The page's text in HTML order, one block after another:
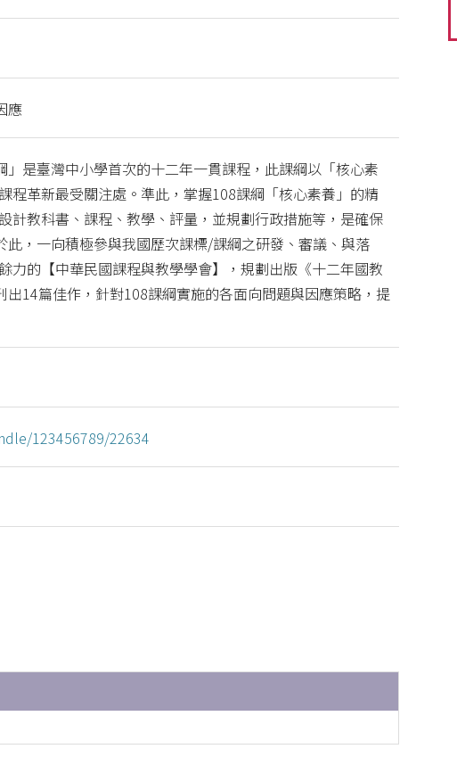
應
是臺灣中小學首次的十二年一貫課程，此課綱以「核心素
程革新最受關注處。準此，掌握108課綱「核心素養」的精
計教科書、課程、教學、評量，並規劃行政措施等，是確保
此，一向積極參與我國歷次課標/課綱之研發、審議、與落
力的【中華民國課程與教學學會】，規劃出版《十二年國教
14篇佳作，針對108課綱實施的各面向問題與因應策略，提
123456789/22634